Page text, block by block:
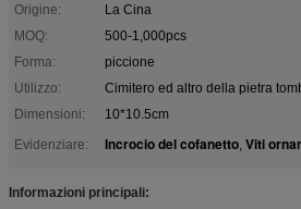
Origine:
La Cina
MOQ:
500-1,000pcs
Forma:
piccione
Utilizzo:
Cimitero ed altro della pietra
Dimensioni:
10*10.5cm
Evidenziare:
Incrocio del cofanetto, Viti
Informazioni principali: